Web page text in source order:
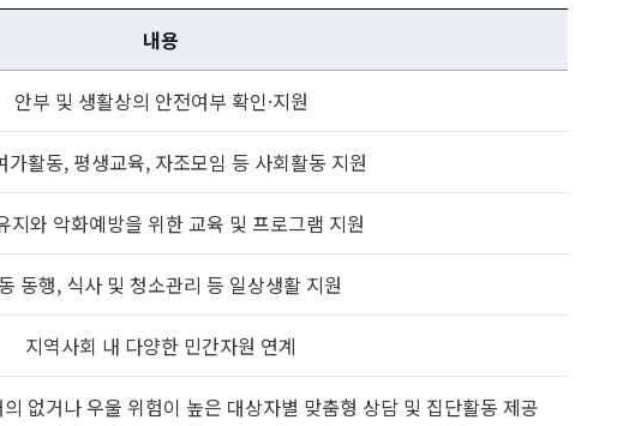
내용
안부 및 생활상의 안전여부 확인·지원
가활동, 평생교육, 자조모임 등 사회활동 지원
지와 악화예방을 위한 교육 및 프로그램 지원
동행, 식사 및 청소관리 등 일상생활 지원
지역사회 내 다양한 민간자원 연계
없거나 우울 위험이 높은 대상자별 맞춤형 상담 및 집단활동 제공